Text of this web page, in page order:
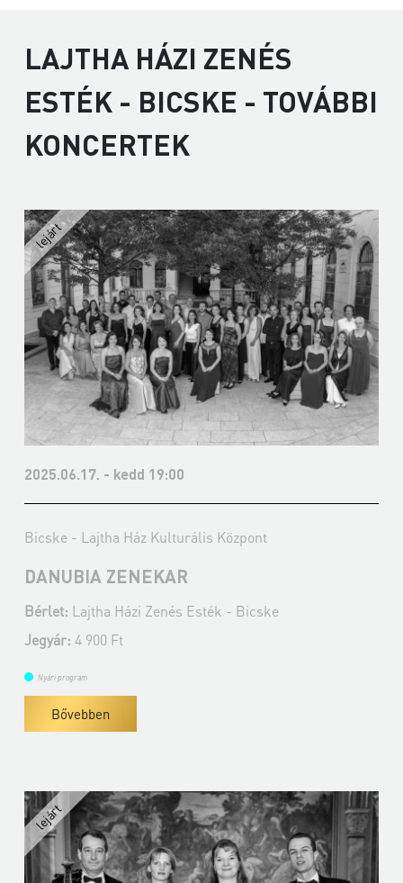
LAJTHA HÁZI ZENÉS
ESTÉK - BICSKE - TOVÁBBI
KONCERTEK
2025.06.17. - kedd 19:00
Bicske - Lajtha Ház Kulturális Központ
DANUBIA ZENEKAR
Bérlet: Lajtha Házi Zenés Esték - Bicske
Jegyár: 4 900 Ft
Nyári program
Bővebben